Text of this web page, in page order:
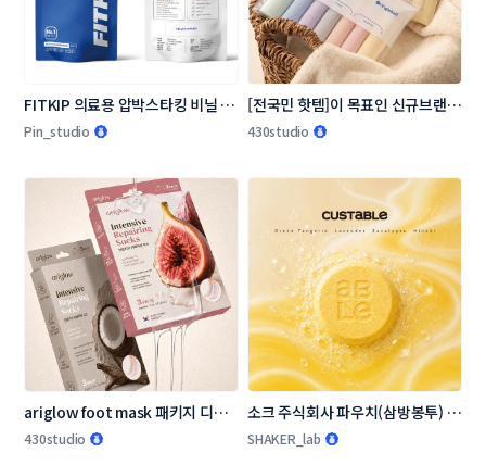
FITKIP 의료용 압박스타킹 비닐 패
키지 디자인 의뢰
Pin_studio
[전국민 핫템]이 목표인 신규브랜드
링글벨 언더웨어 패키지 콘테스트
430studio
ariglow foot mask 패키지 디자
인
430studio
소크 주식회사 파우치(삼방봉투) 콘
테스트
SHAKER_lab